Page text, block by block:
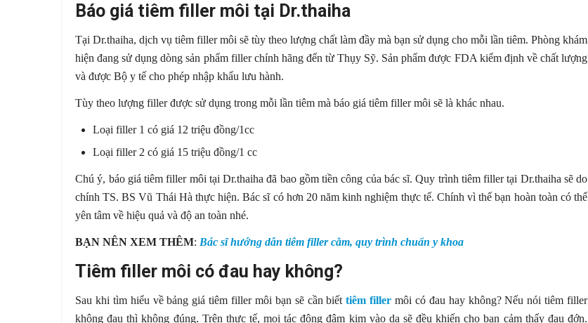
Báo giá tiêm filler môi tại Dr.thaiha
Tại Dr.thaiha, dịch vụ tiêm filler môi sẽ tùy theo lượng chất làm đầy mà bạn sử dụng cho mỗi lần tiêm. Phòng khám
hiện đang sử dụng dòng sản phẩm filler chính hãng đến từ Thụy Sỹ. Sản phẩm được FDA kiểm định về chất lượng
và được Bộ y tế cho phép nhập khẩu lưu hành.
Tùy theo lượng filler được sử dụng trong mỗi lần tiêm mà báo giá tiêm filler môi sẽ là khác nhau.
Loại filler 1 có giá 12 triệu đồng/1cc
Loại filler 2 có giá 15 triệu đồng/1 cc
Chú ý, báo giá tiêm filler môi tại Dr.thaiha đã bao gồm tiền công của bác sĩ. Quy trình tiêm filler tại Dr.thaiha sẽ do
chính TS. BS Vũ Thái Hà thực hiện. Bác sĩ có hơn 20 năm kinh nghiệm thực tế. Chính vì thế bạn hoàn toàn có thể
yên tâm về hiệu quả và độ an toàn nhé.
BẠN NÊN XEM THÊM: Bác sĩ hướng dẫn tiêm filler cằm, quy trình chuẩn y khoa
Tiêm filler môi có đau hay không?
Sau khi tìm hiểu về bảng giá tiêm filler môi bạn sẽ cần biếttiêm filler môi có đau hay không? Nếu nói tiêm filler
không đau thì không đúng. Trên thực tế, mọi tác động đâm kim vào da sẽ đều khiến cho bạn cảm thấy đau đớn.